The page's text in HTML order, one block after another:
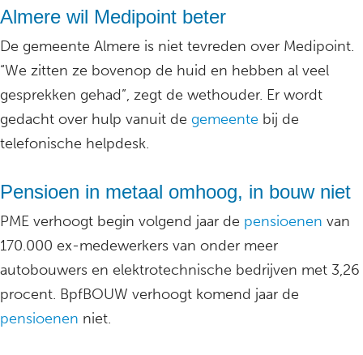
Almere wil Medipoint beter
De gemeente Almere is niet tevreden over Medipoint.
“We zitten ze bovenop de huid en hebben al veel
gesprekken gehad”, zegt de wethouder. Er wordt
gedacht over hulp vanuit de gemeente bij de
telefonische helpdesk.
Pensioen in metaal omhoog, in bouw niet
PME verhoogt begin volgend jaar de pensioenen van
170.000 ex-medewerkers van onder meer
autobouwers en elektrotechnische bedrijven met 3,26
procent. BpfBOUW verhoogt komend jaar de
pensioenen niet.